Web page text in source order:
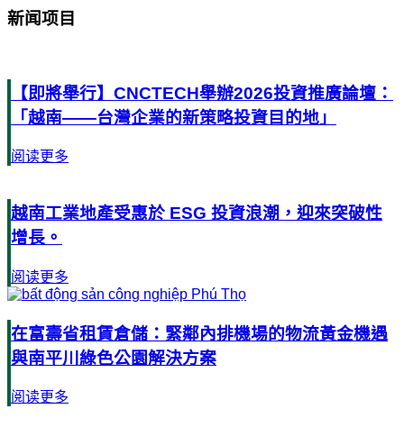
新闻项目
【即將舉行】CNCTECH舉辦2026投資推廣論壇：
「越南——台灣企業的新策略投資目的地」
阅读更多
越南工業地產受惠於 ESG 投資浪潮，迎來突破性
增長。
阅读更多
在富壽省租賃倉儲：緊鄰內排機場的物流黃金機遇
與南平川綠色公園解決方案
阅读更多